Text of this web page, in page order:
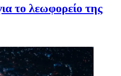
το λεωφορείο της